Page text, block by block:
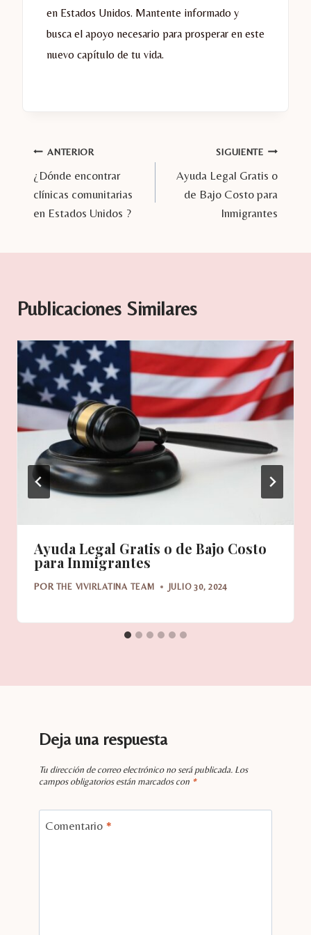
en Estados Unidos. Mantente informado y
busca el apoyo necesario para prosperar en este
nuevo capítulo de tu vida.
ANTERIOR
¿Dónde encontrar
clínicas comunitarias
en Estados Unidos ?
SIGUIENTE
Ayuda Legal Gratis o
de Bajo Costo para
Inmigrantes
Publicaciones Similares
Ayuda Legal Gratis o de Bajo Costo
para Inmigrantes
POR THE VIVIRLATINA TEAM JULIO 30, 2024
Deja una respuesta
Tu dirección de correo electrónico no será publicada. Los
campos obligatorios están marcados con *
Comentario *